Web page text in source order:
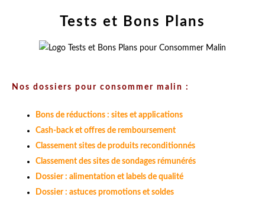
Tests et Bons Plans
Nos dossiers pour consommer malin :
Bons de réductions : sites et applications
Cash-back et offres de remboursement
Classement sites de produits reconditionnés
Classement des sites de sondages rémunérés
Dossier : alimentation et labels de qualité
Dossier : astuces promotions et soldes